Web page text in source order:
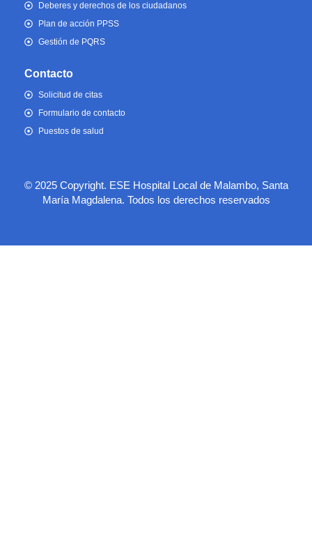
Deberes y derechos de los ciudadanos
Plan de acción PPSS
Gestión de PQRS
Contacto
Solicitud de citas
Formulario de contacto
Puestos de salud
© 2025 Copyright. ESE Hospital Local de Malambo, Santa
María Magdalena. Todos los derechos reservados